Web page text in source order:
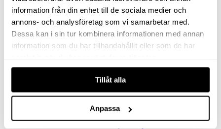
information från din enhet till de sociala medier och
annons- och analysföretag som vi samarbetar med.
Dessa kan i sin tur kombinera informationen med annan
information som du har tillhandahållit eller som de har
Tillåt alla
Anpassa
Golv- & Kombinationsmunstycke
Munstycke
Motor
Reservdelar dammsugare
Rör & handtag
Uppsamlingspåsar
Alla produkter